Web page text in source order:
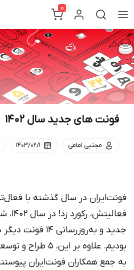
to
content
0
فونت های جدید سال 1402
مجتبی امامی ۱۴۰۳/۰۲/۱
فونت‌ایران در سال گذشته با
جدید و
بودیم. علاوه بر
به جمع همکاران فونت‌ایران